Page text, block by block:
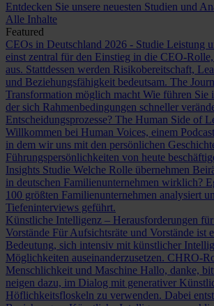
Entdecken Sie unsere neuesten Studien und
Alle Inhalte
Featured
CEOs in Deutschland 2026 - Studie Leistung
einst zentral für den Einstieg in die CEO-
aus. Stattdessen werden Risikobereitschaft,
und Beziehungsfähigkeit bedeutsam. The
Transformation möglich macht Wie führen Sie
der sich Rahmenbedingungen schneller
Entscheidungsprozesse? The Human Side of
Willkommen bei Human Voices, einem
in dem wir uns mit den persönlichen
Führungspersönlichkeiten von heute
Insights Studie Welche Rolle übernehmen
in deutschen Familienunternehmen wirklich?
100 größten Familienunternehmen analysiert
Tiefeninterviews geführt.
Künstliche Intelligenz – Herausforderungen
Vorstände Für Aufsichtsräte und Vorstände ist
Bedeutung, sich intensiv mit künstlicher
Möglichkeiten auseinanderzusetzen. CHRO-
Menschlichkeit und Maschine Hallo, danke,
neigen dazu, im Dialog mit generativer
Höflichkeitsfloskeln zu verwenden. Dabei